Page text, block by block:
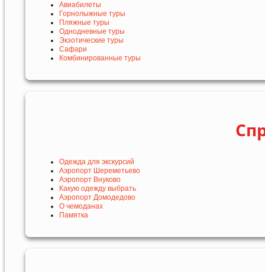
Авиабилеты
Горнолыжные туры
Пляжные туры
Однодневные туры
Экзотические туры
Сафари
Комбинированные туры
Одежда для экскурсий
Аэропорт Шереметьево
Аэропорт Внуково
Какую одежду выбрать
Аэропорт Домодедово
О чемоданах
Памятка